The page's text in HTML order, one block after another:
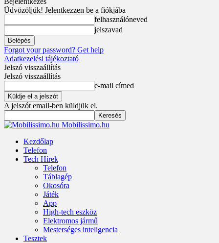
Üdvözöljük! Jelentkezzen be a fiókjába
felhasználóneved
jelszavad
Forgot your password? Get help
Adatkezelési tájékoztató
Jelszó visszaállítás
Jelszó visszaállítás
e-mail címed
A jelszót email-ben küldjük el.
Mobilissimo.hu
Kezdőlap
Telefon
Tech Hírek
Telefon
Táblagép
Okosóra
Játék
App
High-tech eszköz
Elektromos jármű
Mesterséges inteligencia
Tesztek